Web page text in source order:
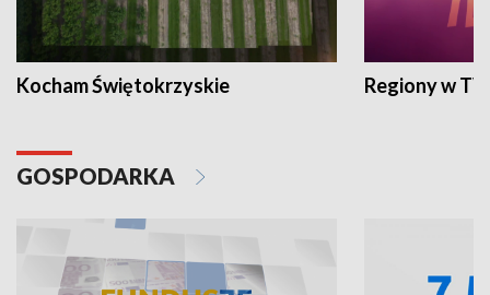
Kocham Świętokrzyskie Regiony w
GOSPODARKA